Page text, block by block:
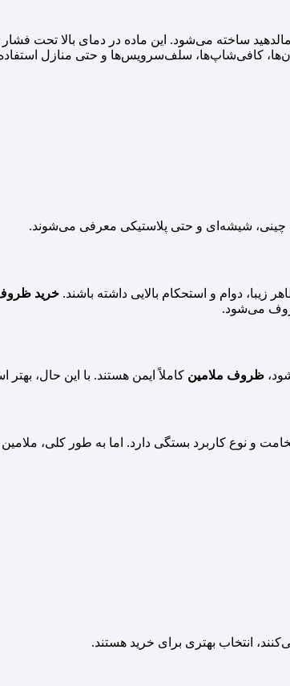
ساخته می‌شود. این ماده در دمای بالا
کافی‌شاپ‌ها، سلف‌سرویس‌ها و حتی منازل
چینی، شیشه‌ای و حتی پلاستیکی معرفی می‌شوند.
زیبا، دوام و استحکام بالایی داشته باشند. خرید
می‌شود.
ظروف ملامین کاملاً ایمن هستند. با این حال،
و نوع کاربرد بستگی دارد. اما به طور کلی،
انتخاب بهتری برای خرید هستند.